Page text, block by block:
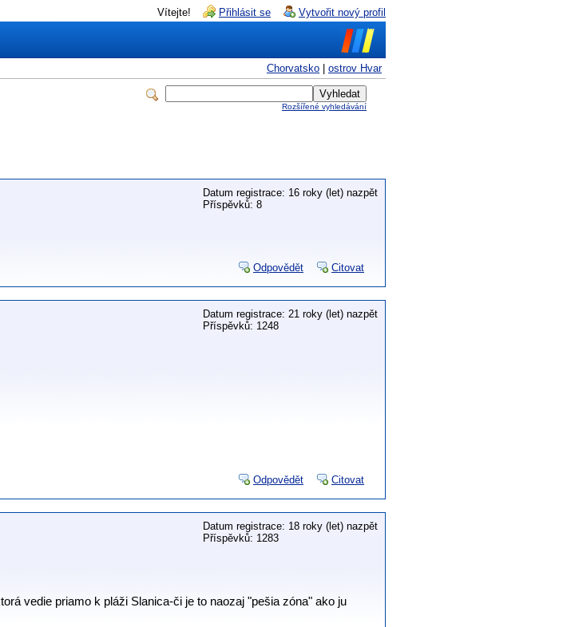
Vítejte! Přihlásit se Vytvořit nový profil
Chorvatsko ostrov Hvar
Rozšířené vyhledávání
Datum registrace: 16 roky (let) nazpět
Příspěvků: 8
Odpovědět Citovat
Datum registrace: 21 roky (let) nazpět
Příspěvků: 1248
Odpovědět Citovat
Datum registrace: 18 roky (let) nazpět
Příspěvků: 1283
vedie priamo k pláži Slanica-či je to naozaj "pešia zóna" ako ju